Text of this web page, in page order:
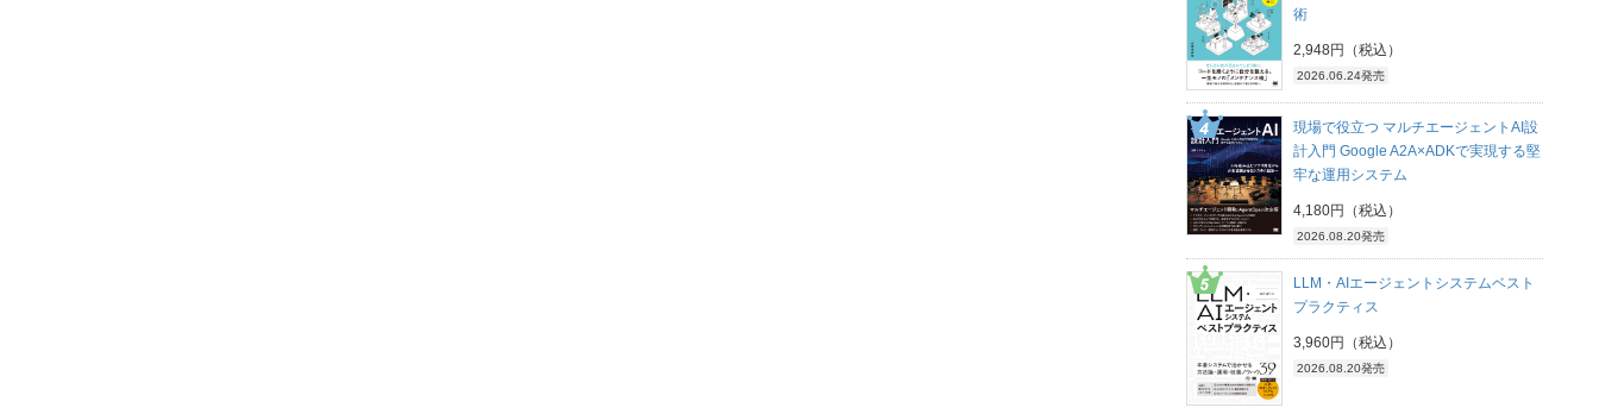
術
2,948円（税込）
2026.06.24発売
現場で役立つ マルチエージェントAI設
計入門 Google A2A×ADKで実現する堅
牢な運用システム
4,180円（税込）
2026.08.20発売
LLM・AIエージェントシステムベスト
プラクティス
3,960円（税込）
2026.08.20発売